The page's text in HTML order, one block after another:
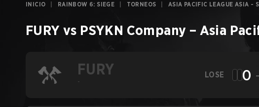
INICIO RAINBOW 6: SIEGE TORNEOS ASIA PACIFIC LEAGUE ASIA -
FURY vs PSYKN Company – Asia
FURY
-
LOSE 0